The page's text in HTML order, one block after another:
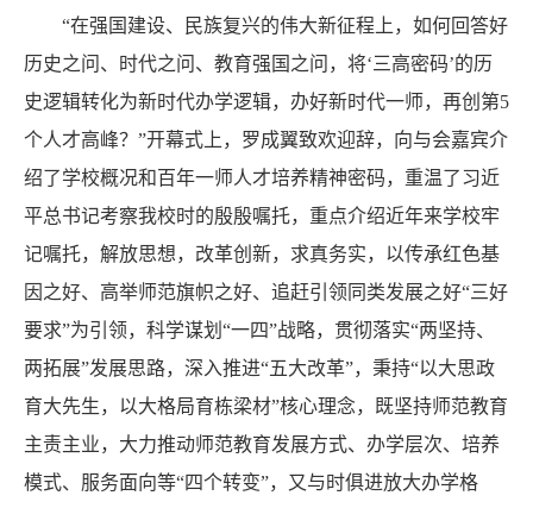
“在强国建设、民族复兴的伟大新征程上，如何回答好
历史之问、时代之问、教育强国之问，将‘三高密码’的历
史逻辑转化为新时代办学逻辑，办好新时代一师，再创第5
个人才高峰？”开幕式上，罗成翼致欢迎辞，向与会嘉宾介
绍了学校概况和百年一师人才培养精神密码，重温了习近
平总书记考察我校时的殷殷嘱托，重点介绍近年来学校牢
记嘱托，解放思想，改革创新，求真务实，以传承红色基
因之好、高举师范旗帜之好、追赶引领同类发展之好“三好
要求”为引领，科学谋划“一四”战略，贯彻落实“两坚持、
两拓展”发展思路，深入推进“五大改革”，秉持“以大思政
育大先生，以大格局育栋梁材”核心理念，既坚持师范教育
主责主业，大力推动师范教育发展方式、办学层次、培养
模式、服务面向等“四个转变”，又与时俱进放大办学格